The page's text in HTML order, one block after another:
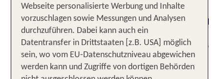
seinen zahlreichen Seen. Einzigartig für
Großbritannien sind die zahlreichen Schlösser und
Burgen, geheimnisvolle Hochmoore, bizarre
Steilklippen und die angelsächsische Kultur! Begib
Dich in die Heimat der Dudelsäcke, der Fiddlers
und des irischen Stepptanzes und lasse Dich vom
Webseite personalisierte Werbung und Inhalte
vorzuschlagen sowie Messungen und Analysen
durchzuführen. Dabei kann auch ein
Datentransfer in Drittstaaten [z.B. USA] möglich
sein, wo vom EU-Datenschutzniveau abgewichen
werden kann und Zugriffe von dortigen Behörden